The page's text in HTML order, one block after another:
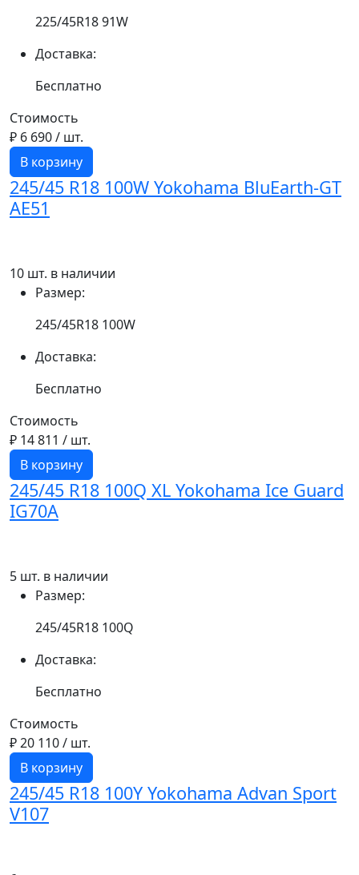
225/45R18 91W
Доставка:
Бесплатно
Стоимость
₽ 6 690/ шт.
В корзину
245/45 R18 100W Yokohama BluEarth-GT
AE51
10 шт. в наличии
Размер:
245/45R18 100W
Доставка:
Бесплатно
Стоимость
₽ 14 811 / шт.
В корзину
245/45 R18 100Q XL Yokohama Ice Guard
IG70A
5 шт. в наличии
Размер:
245/45R18 100Q
Доставка:
Бесплатно
Стоимость
₽ 20 110/ шт.
В корзину
245/45 R18 100Y Yokohama Advan Sport
V107